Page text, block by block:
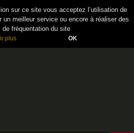
sur ce site vous acceptez l’utilisation de
meilleur service ou encore à réaliser des
de fréquentation du site
plus OK